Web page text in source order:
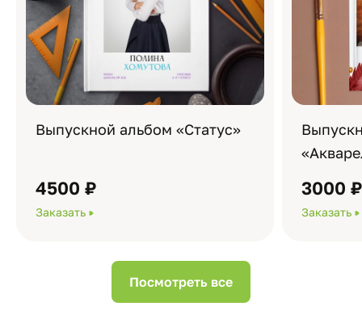
Выпускной альбом «Статус»
4500 ₽
Заказать
3000
Заказать
Посмотреть все